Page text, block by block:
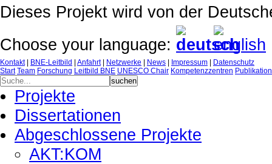
Dieses Projekt wird von der
Choose your language:
Kontakt| BNE-Leitbild Anfahrt| Netzwerke News Impressum
Datenschutz
Start Team Forschung Leitbild BNE UNESCO Chair Kompetenzzentren
Projekte
Dissertationen
Abgeschlossene Projekte
AKT:KOM